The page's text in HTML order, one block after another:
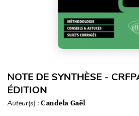
NOTE DE SYNTHÈSE -
ÉDITION
Auteur(s) : Candela Gaël